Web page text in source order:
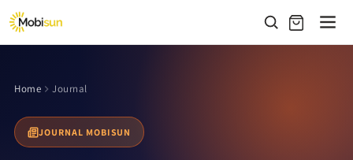
passer
au
contenu
Home Journal
JOURNAL MOBISUN